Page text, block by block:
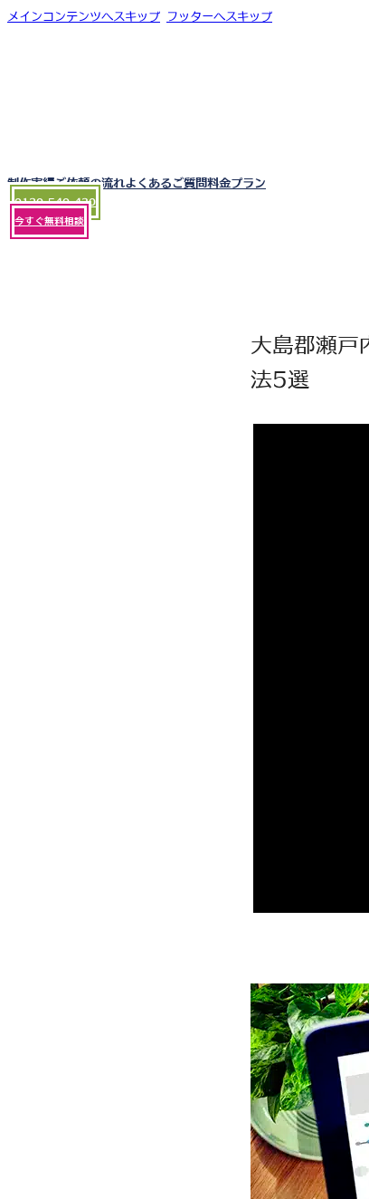
メインコンテンツへスキップ フッターへスキップ
制作実績ご依頼の流れ よくあるご質問料金プラン
0120-540-430
今すぐ無料相談
大島郡瀬戸
法5選